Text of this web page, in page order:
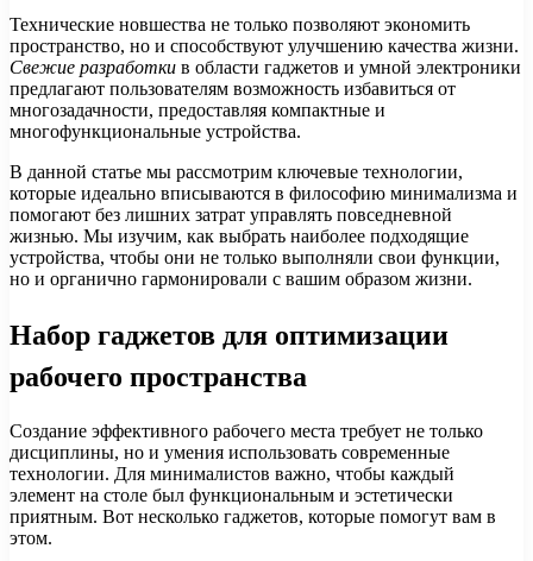
Технические новшества не только позволяют экономить
пространство, но и способствуют улучшению качества жизни.
Свежие разработки в области гаджетов и умной электроники
предлагают пользователям возможность избавиться от
многозадачности, предоставляя компактные и
многофункциональные устройства.
В данной статье мы рассмотрим ключевые технологии,
которые идеально вписываются в философию минимализма и
помогают без лишних затрат управлять повседневной
жизнью. Мы изучим, как выбрать наиболее подходящие
устройства, чтобы они не только выполняли свои функции,
но и органично гармонировали с вашим образом жизни.
Набор гаджетов для оптимизации
рабочего пространства
Создание эффективного рабочего места требует не только
дисциплины, но и умения использовать современные
технологии. Для минималистов важно, чтобы каждый
элемент на столе был функциональным и эстетически
приятным. Вот несколько гаджетов, которые помогут вам в
этом.